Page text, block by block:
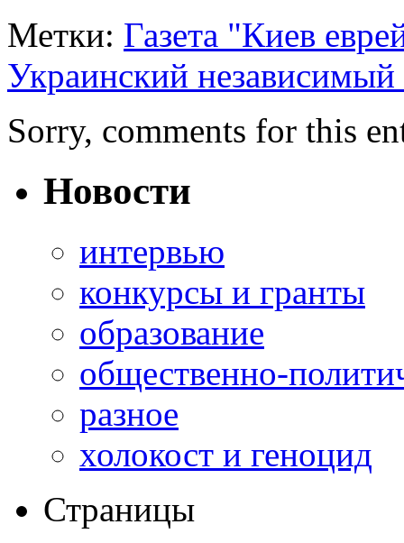
Метки: Газета "Киев
Украинский
Sorry, comments for this
Новости
интервью
конкурсы и гранты
образование
общественно-
разное
холокост и геноцид
Страницы